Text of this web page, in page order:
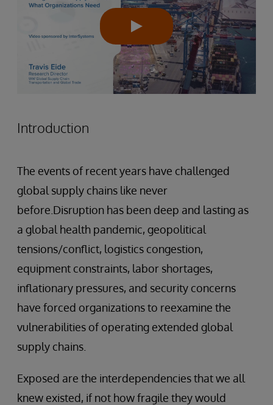
Introduction
The events of recent years have challenged
global supply chains like never
before.Disruption has been deep and lasting as
a global health pandemic, geopolitical
tensions/conflict, logistics congestion,
equipment constraints, labor shortages,
inflationary pressures, and security concerns
have forced organizations to reexamine the
vulnerabilities of operating extended global
supply chains.
Exposed are the interdependencies that we all
knew existed, if not how fragile they would